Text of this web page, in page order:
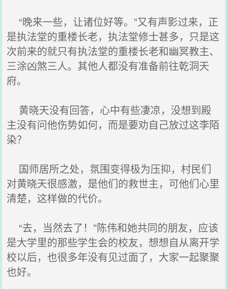
“晚来一些，让诸位好等。”又有声影过来，正
是执法堂的重楼长老，执法堂修士甚多，只是这
次前来的就只有执法堂的重楼长老和幽冥教主、
三涂凶煞三人。其他人都没有准备前往乾洞天
府。
黄晓天没有回答，心中有些凄凉，没想到殿
主没有问他伤势如何，而是要劝自己放过这李陌
染？
国师居所之处，氛围变得极为压抑，村民们
对黄晓天很感激，是他们的救世主，可他们心里
清楚，这样做的代价。
“去，当然去了！”陈伟和她共同的朋友，应该
是大学里的那些学生会的校友，想想自从离开学
校以后，也很多年没有见过面了，大家一起聚聚
也好。